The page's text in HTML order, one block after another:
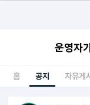
운영자
홈 공지 자유게